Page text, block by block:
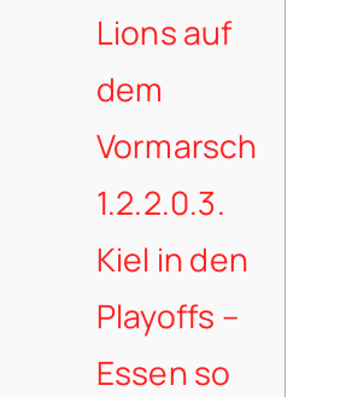
Lions auf
dem
Vormarsch
1.2.2.0.3.
Kiel in den
Playoffs –
Essen so